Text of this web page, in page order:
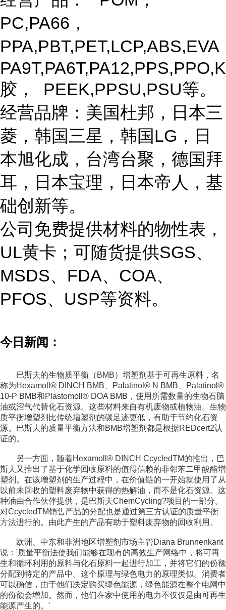
PC,PA66，
PPA,PBT,PET,LCP,ABS,EVA
PA9T,PA6T,PA12,PPS,PPO,K
胶， PEEK,PPSU,PSU等。
经营品牌：美国杜邦，日本三
菱，韩国三星，韩国LG，日
本旭化成，台湾台聚，德国拜
耳，日本宝理，日本帝人，基
础创新等。
公司免费提供材料的物性表，
UL黄卡；可随货提供SGS、
MSDS、FDA、COA、
PFOS、USP等资料。
今日新闻：
巴斯夫的生物质平衡（BMB）增塑剂基于可再生原料，名
称为Hexamoll® DINCH BMB、Palatinol® N BMB、Palatinol®
10-P BMB和Plastomoll® DOA BMB，使用所需数量的生物石脑
油或沼气代替化石资源。这些材料来自有机废物或植物油。生物
质平衡增塑剂比传统增塑剂的碳足迹更低，有助于节约化石资
源。巴斯夫的质量平衡方法和BMB增塑剂都是根据REDcert2认
证的。
另一方面，随着Hexamoll® DINCH CcycledTM的推出，巴
斯夫又推出了基于化学回收原料的值得信赖的非邻苯二甲酸酯增
塑剂。在该增塑剂的生产过程中，在价值链的一开始就使用了从
以前未回收的塑料废弃物中获得的热解油，而不是化石资源。这
种油由合作伙伴提供，是巴斯夫ChemCycling?项目的一部分。
对CcycledTM销售产品的分配也是通过第三方认证的质量平衡
方法进行的。由此产生的产品有助于塑料废弃物的回收利用。
欧洲、中东和非洲地区增塑剂市场主管Diana Brunnenkant
说：'质量平衡法使我们能够在现有的高效生产网络中，将可再
生和循环利用的原料与化石原料一起进行加工，并将它们的份额
分配到特定的产品中。这个原理与绿色电力的原理类似。消费者
可以确信，由于他们决定购买绿色能源，绿色能源在整个电网中
的份额会增加。然而，他们在家中使用的电力不仅仅是由可再生
能源产生的。'